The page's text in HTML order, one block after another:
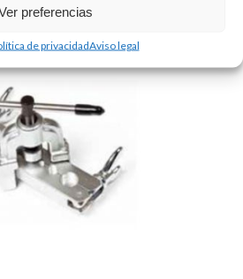
preferencias
de privacidadAviso legal